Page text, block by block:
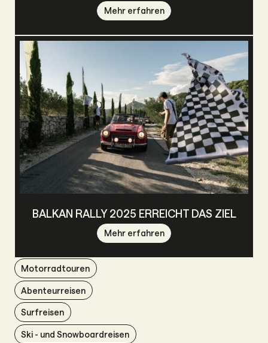
Mehr erfahren
BALKAN RALLY 2025 ERREICHT DAS ZIEL
Mehr erfahren
Motorradtouren
Abenteurreisen
Surfreisen
Ski - und Snowboardreisen